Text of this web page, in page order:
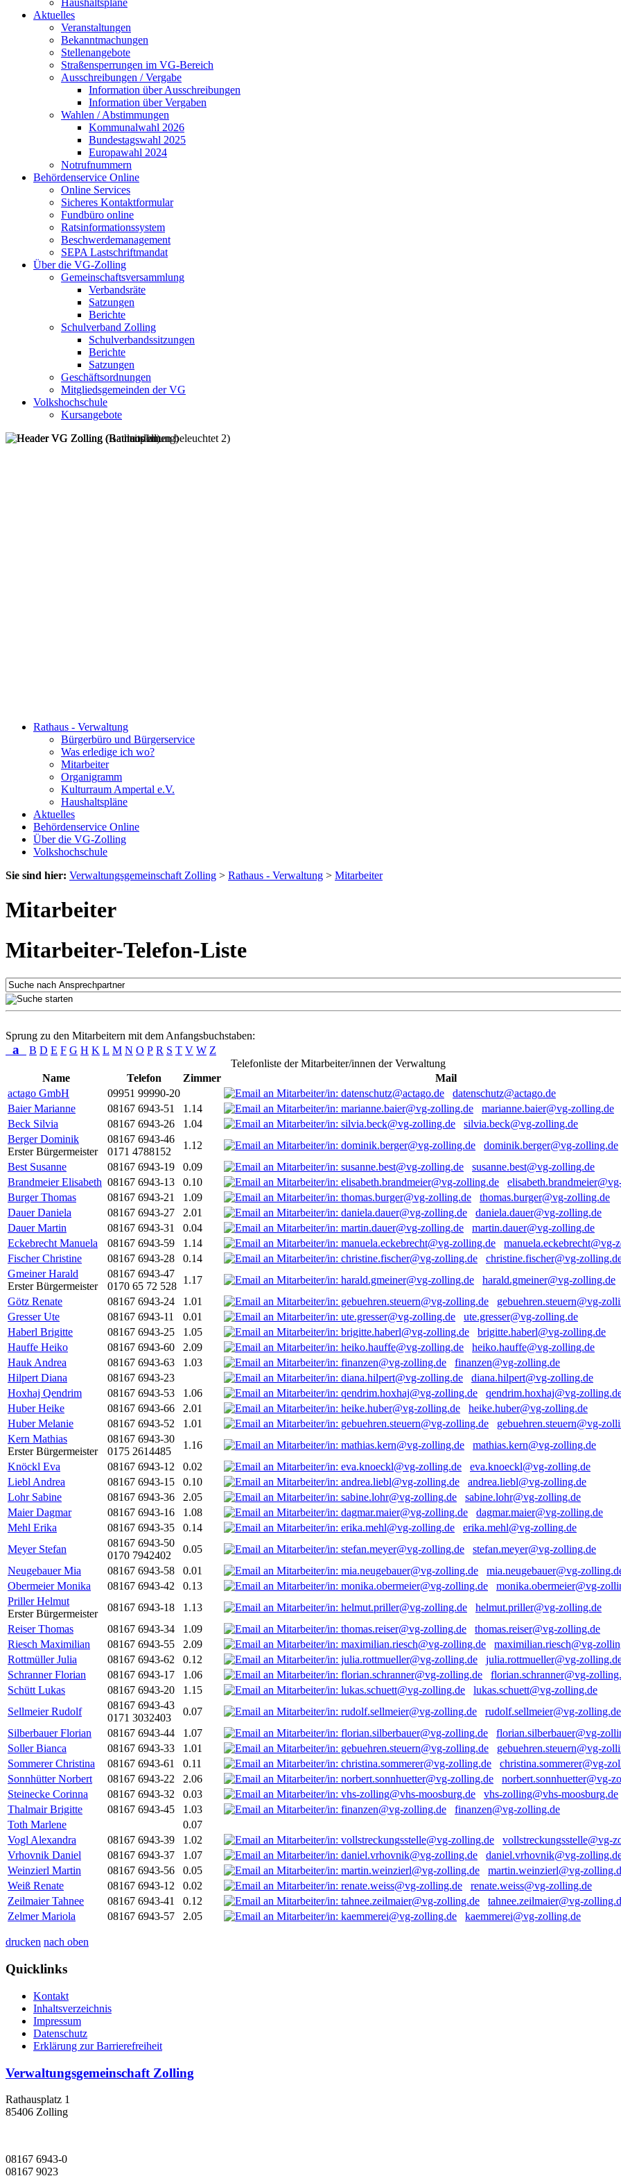
Haushaltspläne
Aktuelles
Veranstaltungen
Bekanntmachungen
Stellenangebote
Straßensperrungen im VG-Bereich
Ausschreibungen / Vergabe
Information über Ausschreibungen
Information über Vergaben
Wahlen / Abstimmungen
Kommunalwahl 2026
Bundestagswahl 2025
Europawahl 2024
Notrufnummern
Behördenservice Online
Online Services
Sicheres Kontaktformular
Fundbüro online
Ratsinformationssystem
Beschwerdemanagement
SEPA Lastschriftmandat
Über die VG-Zolling
Gemeinschaftsversammlung
Verbandsräte
Satzungen
Berichte
Schulverband Zolling
Schulverbandssitzungen
Berichte
Satzungen
Geschäftsordnungen
Mitgliedsgemeinden der VG
Volkshochschule
Kursangebote
Rathaus - Verwaltung
Bürgerbüro und Bürgerservice
Was erledige ich wo?
Mitarbeiter
Organigramm
Kulturraum Ampertal e.V.
Haushaltspläne
Aktuelles
Behördenservice Online
Über die VG-Zolling
Volkshochschule
Sie sind hier: Verwaltungsgemeinschaft Zolling > Rathaus - Verwaltung > Mitarbeiter
Mitarbeiter
Mitarbeiter-Telefon-Liste
Sprung zu den Mitarbeitern mit dem Anfangsbuchstaben:
a B D E F G H K L M N O P R S T V W Z
Telefonliste der Mitarbeiter/innen der Verwaltung
Name
Telefon Zimmer
Mail
actago GmbH
09951 99990-20
datenschutz@actago.de
Baier Marianne
08167 6943-51 1.14
marianne.baier@vg-zolling.de
Beck Silvia
08167 6943-26 1.04
silvia.beck@vg-zolling.de
Berger Dominik
Erster Bürgermeister
08167 6943-46
0171 4788152
1.12
dominik.berger@vg-zolling.de
Best Susanne
08167 6943-19 0.09
susanne.best@vg-zolling.de
Brandmeier Elisabeth 08167 6943-13 0.10
Burger Thomas
08167 6943-21 1.09
thomas.burger@vg-zolling.de
Dauer Daniela
08167 6943-27 2.01
daniela.dauer@vg-zolling.de
Dauer Martin
08167 6943-31 0.04
martin.dauer@vg-zolling.de
Eckebrecht Manuela
08167 6943-59 1.14
manuela.eckebrecht@vg-
Fischer Christine
08167 6943-28 0.14
christine.fischer@vg-
Gmeiner Harald
Erster Bürgermeister
08167 6943-47
0170 65 72 528
1.17
harald.gmeiner@vg-zolling.de
Götz Renate
08167 6943-24 1.01
gebuehren.steuern@vg-
Gresser Ute
08167 6943-11 0.01
ute.gresser@vg-zolling.de
Haberl Brigitte
08167 6943-25 1.05
brigitte.haberl@vg-zolling.de
Hauffe Heiko
08167 6943-60 2.09
heiko.hauffe@vg-zolling.de
Hauk Andrea
08167 6943-63 1.03
finanzen@vg-zolling.de
Hilpert Diana
08167 6943-23
diana.hilpert@vg-zolling.de
Hoxhaj Qendrim
08167 6943-53 1.06
qendrim.hoxhaj@vg-
Huber Heike
08167 6943-66 2.01
heike.huber@vg-zolling.de
Huber Melanie
08167 6943-52 1.01
gebuehren.steuern@vg-
Kern Mathias
Erster Bürgermeister
08167 6943-30
0175 2614485
1.16
mathias.kern@vg-zolling.de
Knöckl Eva
08167 6943-12 0.02
eva.knoeckl@vg-zolling.de
Liebl Andrea
08167 6943-15 0.10
andrea.liebl@vg-zolling.de
Lohr Sabine
08167 6943-36 2.05
sabine.lohr@vg-zolling.de
Maier Dagmar
08167 6943-16 1.08
dagmar.maier@vg-zolling.de
Mehl Erika
08167 6943-35 0.14
erika.mehl@vg-zolling.de
Meyer Stefan
08167 6943-50
0170 7942402
0.05
stefan.meyer@vg-zolling.de
Neugebauer Mia
08167 6943-58 0.01
mia.neugebauer@vg-
Obermeier Monika
08167 6943-42 0.13
monika.obermeier@vg-
Priller Helmut
Erster Bürgermeister
08167 6943-18 1.13
helmut.priller@vg-zolling.de
Reiser Thomas
08167 6943-34 1.09
thomas.reiser@vg-zolling.de
Riesch Maximilian
08167 6943-55 2.09
maximilian.riesch@vg-
Rottmüller Julia
08167 6943-62 0.12
julia.rottmueller@vg-
Schranner Florian
08167 6943-17 1.06
florian.schranner@vg-
Schütt Lukas
08167 6943-20 1.15
lukas.schuett@vg-zolling.de
Sellmeier Rudolf
08167 6943-43
0171 3032403
0.07
rudolf.sellmeier@vg-zolling.de
Silberbauer Florian
08167 6943-44 1.07
florian.silberbauer@vg-
Soller Bianca
08167 6943-33 1.01
gebuehren.steuern@vg-
Sommerer Christina
08167 6943-61 0.11
christina.sommerer@vg-
Sonnhütter Norbert
08167 6943-22 2.06
norbert.sonnhuetter@vg-
Steinecke Corinna
08167 6943-32 0.03
vhs-zolling@vhs-moosburg.de
Thalmair Brigitte
08167 6943-45 1.03
finanzen@vg-zolling.de
Toth Marlene
0.07
Vogl Alexandra
08167 6943-39 1.02
vollstreckungsstelle@vg-
Vrhovnik Daniel
08167 6943-37 1.07
daniel.vrhovnik@vg-
Weinzierl Martin
08167 6943-56 0.05
martin.weinzierl@vg-
Weiß Renate
08167 6943-12 0.02
renate.weiss@vg-zolling.de
Zeilmaier Tahnee
08167 6943-41 0.12
tahnee.zeilmaier@vg-
Zelmer Mariola
08167 6943-57 2.05 kaemmerei@vg-zolling.de
drucken nach oben
Quicklinks
Kontakt
Inhaltsverzeichnis
Impressum
Datenschutz
Erklärung zur Barrierefreiheit
Verwaltungsgemeinschaft Zolling
Rathausplatz 1
85406 Zolling
08167 6943-0
08167 9023